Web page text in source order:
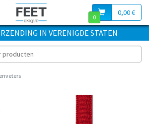
0,00 €
0
IN VERENIGDE STATEN